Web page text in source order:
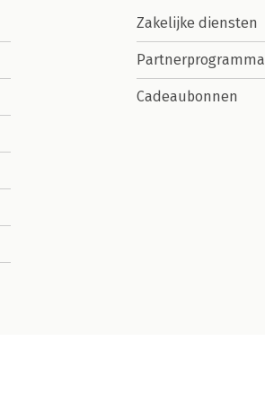
Zakelijke diensten
Partnerprogramma
Cadeaubonnen